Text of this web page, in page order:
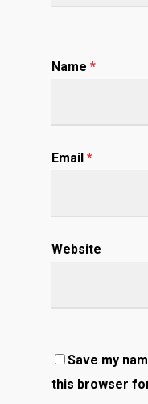
Name *
Email *
Website
Save my
this browser